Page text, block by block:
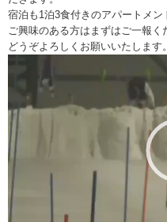
宿泊も1泊3食付きのアパートメン
ご興味のある方はまずはご一報く
どうぞよろしくお願いいたします。
レ
ー
ヤ
ー